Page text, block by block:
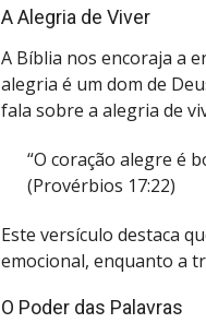
A Alegria de Viver
A Bíblia nos encoraja a
alegria é um dom de
fala sobre a alegria de
“O coração alegre é
(Provérbios 17:22)
Este versículo destaca
emocional, enquanto a
O Poder das Palavras